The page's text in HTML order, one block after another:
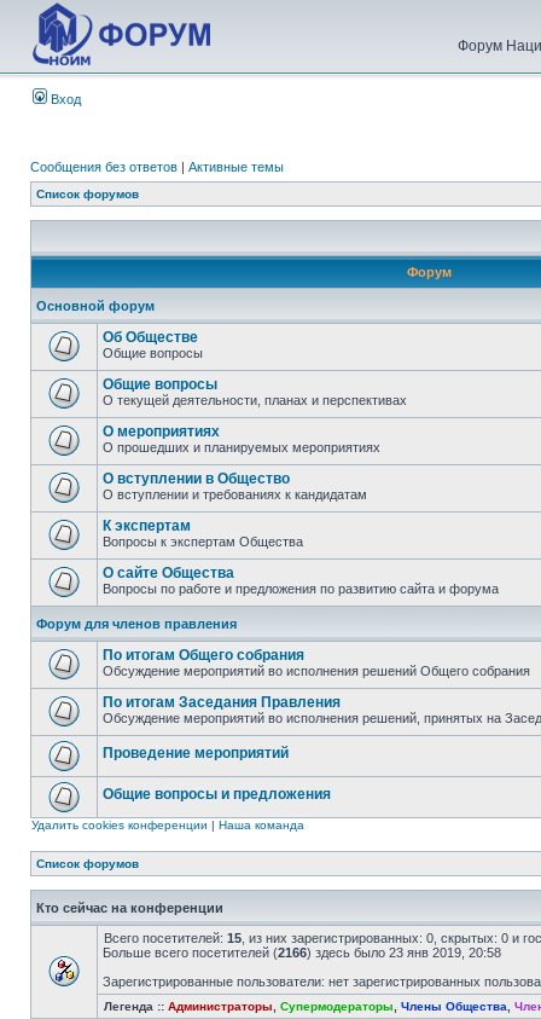
Форум
Вход
Сообщения без ответов | Активные темы
Список форумов
Форум
Основной форум
Об Обществе
Общие вопросы
Общие вопросы
О текущей деятельности, планах и перспективах
О мероприятиях
О прошедших и планируемых мероприятиях
О вступлении в Общество
О вступлении и требованиях к кандидатам
К экспертам
Вопросы к экспертам Общества
О сайте Общества
Вопросы по работе и предложения по развитию сайта и форума
Форум для членов правления
По итогам Общего собрания
Обсуждение мероприятий во исполнения решений Общего собрания
По итогам Заседания Правления
Обсуждение мероприятий во исполнения решений, принятых на
Проведение мероприятий
Общие вопросы и предложения
Удалить cookies конференции | Наша команда
Список форумов
Кто сейчас на конференции
Всего посетителей: 15 , из них зарегистрированных: 0, скрытых: 0 и
Больше всего посетителей (2166) здесь было 23 янв 2019, 20:58
Зарегистрированные пользователи: нет зарегистрированных
Легенда :: Администраторы Супермодераторы Члены Общества